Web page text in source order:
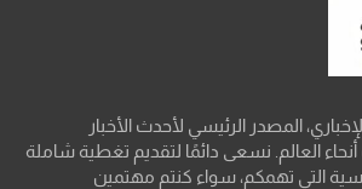
المصدر الرئيسي لأحدث الأخبار
العالم. نسعى دائمًا لتقديم تغطية شاملة
التي تهمكم، سواء كنتم مهتمين